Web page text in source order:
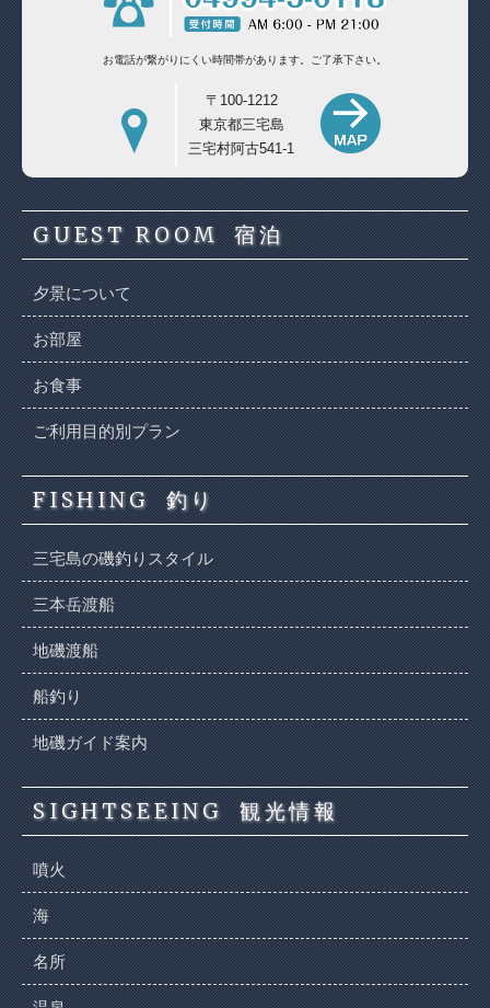
お電話が繋がりにくい時間帯があります。 ご了承下さい。
〒100-1212
東京都三宅島
三宅村阿古541-1
GUEST ROOM 宿泊
夕景について
お部屋
お食事
ご利用目的別プラン
FISHING 釣り
三宅島の磯釣りスタイル
三本岳渡船
地磯渡船
船釣り
地磯ガイド案内
SIGHTSEEING 観光情報
噴火
海
名所